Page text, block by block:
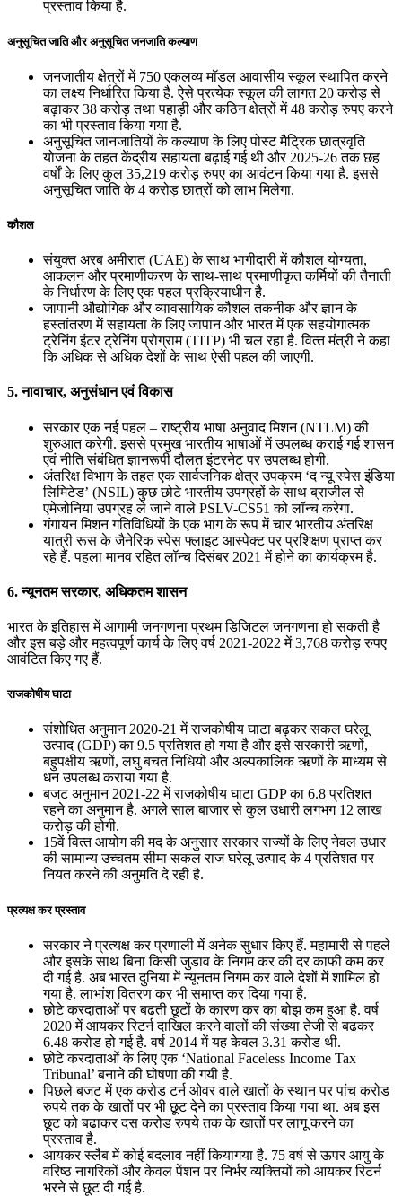
प्रस्‍ताव किया है.
अनुसूचित जाति और अनुसूचित जनजाति कल्‍याण
जनजातीय क्षेत्रों में 750 एकलव्‍य मॉडल आवासीय स्‍कूल स्‍थापित करने
का लक्ष्‍य निर्धारित किया है. ऐसे प्रत्‍येक स्‍कूल की लागत 20 करोड़ से
बढ़ाकर 38 करोड़ तथा पहाड़ी और कठिन क्षेत्रों में 48 करोड़ रुपए करने
का भी प्रस्‍ताव किया गया है.
अनुसूचित जानजातियों के कल्‍याण के लिए पोस्‍ट मैट्रिक छात्रवृति
योजना के तहत केंद्रीय सहायता बढ़ाई गई थी और 2025-26 तक छह
वर्षों के लिए कुल 35,219 करोड़ रुपए का आवंटन किया गया है. इससे
अनुसूचित जाति के 4 करोड़ छात्रों को लाभ मिलेगा.
कौशल
संयुक्‍त अरब अमीरात (UAE) के साथ भागीदारी में कौशल योग्‍यता,
आकलन और प्रमाणीकरण के साथ-साथ प्रमाणीकृत कर्मियों की तैनाती
के निर्धारण के लिए एक पहल प्रक्रियाधीन है.
जापानी औद्योगिक और व्‍यावसायिक कौशल तकनीक और ज्ञान के
हस्‍तांतरण में सहायता के लिए जापान और भारत में एक सहयोगात्‍मक
ट्रेनिंग इंटर ट्रेनिंग प्रोग्राम (TITP) भी चल रहा है. वित्‍त मंत्री ने कहा
कि अधिक से अधिक देशों के साथ ऐसी पहल की जाएगी.
5. नावाचार, अनुसंधान एवं विकास
सरकार एक नई पहल – राष्‍ट्रीय भाषा अनुवाद मिशन (NTLM) की
शुरुआत करेगी. इससे प्रमुख भारतीय भाषाओं में उपलब्‍ध कराई गई शासन
एवं नीति संबंधित ज्ञानरूपी दौलत इंटरनेट पर उपलब्‍ध होगी.
अंतरिक्ष विभाग के तहत एक सार्वजनिक क्षेत्र उपक्रम ‘द न्‍यू स्‍पेस इंडिया
लिमिटेड’ (NSIL) कुछ छोटे भारतीय उपग्रहों के साथ ब्राजील से
एमेजोनिया उपग्रह ले जाने वाले PSLV-CS51 को लॉन्‍च करेगा.
गंगायन मिशन गतिविधियों के एक भाग के रूप में चार भारतीय अंतरिक्ष
यात्री रूस के जैनेरिक स्‍पेस फ्लाइट आस्‍पेक्‍ट पर प्रशिक्षण प्राप्‍त कर
रहे हैं. पहला मानव रहित लॉन्‍च दिसंबर 2021 में होने का कार्यक्रम है.
6. न्‍यूनतम सरकार, अधिकतम शासन
भारत के इतिहास में आगामी जनगणना प्रथम डिजिटल जनगणना हो सकती है
और इस बड़े और महत्‍वपूर्ण कार्य के लिए वर्ष 2021-2022 में 3,768 करोड़ रुपए
आवंटित किए गए हैं.
राजकोषीय घाटा
संशोधित अनुमान 2020-21 में राजकोषीय घाटा बढ़कर सकल घरेलू
उत्‍पाद (GDP) का 9.5 प्रतिशत हो गया है और इसे सरकारी ऋणों,
बहुपक्षीय ऋणों, लघु बचत निधियों और अल्‍पकालिक ऋणों के माध्‍यम से
धन उपलब्‍ध कराया गया है.
बजट अनुमान 2021-22 में राजकोषीय घाटा GDP का 6.8 प्रतिशत
रहने का अनुमान है. अगले साल बाजार से कुल उधारी लगभग 12 लाख
करोड़ की होगी.
15वें वित्‍त आयोग की मद के अनुसार सरकार राज्‍यों के लिए नेवल उधार
की सामान्‍य उच्‍चतम सीमा सकल राज घरेलू उत्‍पाद के 4 प्रतिशत पर
नियत करने की अनुमति दे रही है.
प्रत्यक्ष कर प्रस्ताव
सरकार ने प्रत्‍यक्ष कर प्रणाली में अनेक सुधार किए हैं. महामारी से पहले
और इसके साथ बिना किसी जुडाव के निगम कर की दर काफी कम कर
दी गई है. अब भारत दुनिया में न्‍यूनतम निगम कर वाले देशों में शामिल हो
गया है. लाभांश वितरण कर भी समाप्‍त कर दिया गया है.
छोटे करदाताओं पर बढती छूटों के कारण कर का बोझ कम हुआ है. वर्ष
2020 में आयकर रिटर्न दाखिल करने वालों की संख्‍या तेजी से बढकर
6.48 करोड हो गई है. वर्ष 2014 में यह केवल 3.31 करोड थी.
छोटे करदाताओं के लिए एक ‘National Faceless Income Tax
Tribunal’ बनाने की घोषणा की गयी है.
पिछले बजट में एक करोड टर्न ओवर वाले खातों के स्‍थान पर पांच करोड
रुपये तक के खातों पर भी छूट देने का प्रस्‍ताव किया गया था. अब इस
छूट को बढाकर दस करोड रुपये तक के खातों पर लागू करने का
प्रस्‍ताव है.
आयकर स्लैब में कोई बदलाव नहीं कियागया है. 75 वर्ष से ऊपर आयु के
वरिष्‍ठ नागरिकों और केवल पेंशन पर निर्भर व्‍यक्तियों को आयकर रिटर्न
भरने से छूट दी गई है.